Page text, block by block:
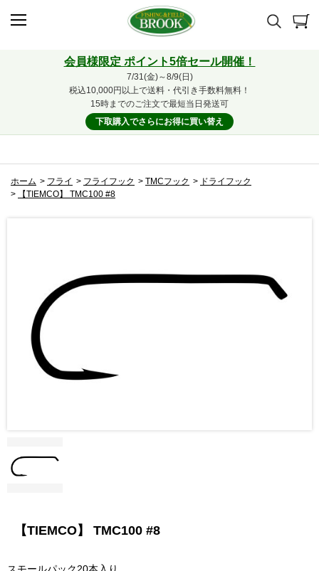
会員様限定 ポイント5倍セール開催！
7/31(金)～8/9(日)
税込10,000円以上で送料・代引き手数料無料！
15時までのご注文で最短当日発送可
下取購入でさらにお得に買い替え
ホーム > フライ > フライフック > TMCフック > ドライフック
>
【TIEMCO】 TMC100 #8
【TIEMCO】 TMC100 #8